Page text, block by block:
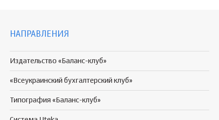
НАПРАВЛЕНИЯ
Издательство «Баланс-клуб»
«Всеукраинский бухгалтерский клуб»
Типография «Баланс-клуб»